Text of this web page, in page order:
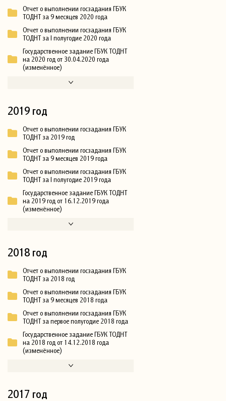
Отчет о выполнении госзадания ГБУК
ТОДНТ за 9 месяцев 2020 года
Отчет о выполнении госзадания ГБУК
ТОДНТ за I полугодие 2020 года
Государственное задание ГБУК ТОДНТ
на 2020 год от 30.04.2020 года
(изменённое)
2019 год
Отчет о выполнении госзадания ГБУК
ТОДНТ за 2019 год
Отчет о выполнении госзадания ГБУК
ТОДНТ за 9 месяцев 2019 года
Отчет о выполнении госзадания ГБУК
ТОДНТ за I полугодие 2019 года
Государственное задание ГБУК ТОДНТ
на 2019 год от 16.12.2019 года
(изменённое)
2018 год
Отчет о выполнении госзадания ГБУК
ТОДНТ за 2018 год
Отчет о выполнении госзадания ГБУК
ТОДНТ за 9 месяцев 2018 года
Отчет о выполнении госзадания ГБУК
ТОДНТ за первое полугодие 2018 года
Государственное задание ГБУК ТОДНТ
на 2018 год от 14.12.2018 года
(изменённое)
2017 год